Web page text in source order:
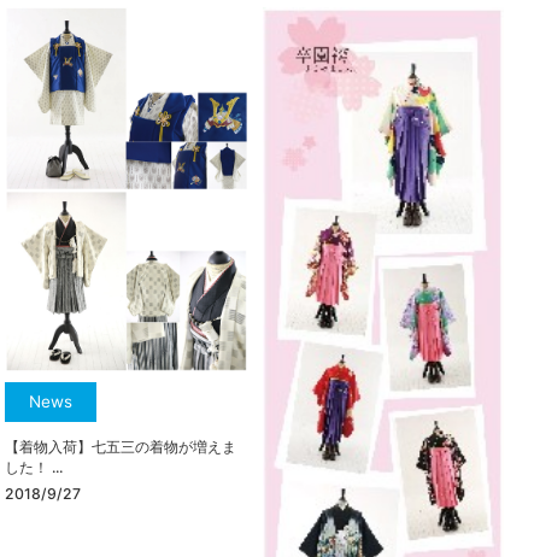
News
【着物入荷】七五三の着物が増えま
した！ ...
2018/9/27